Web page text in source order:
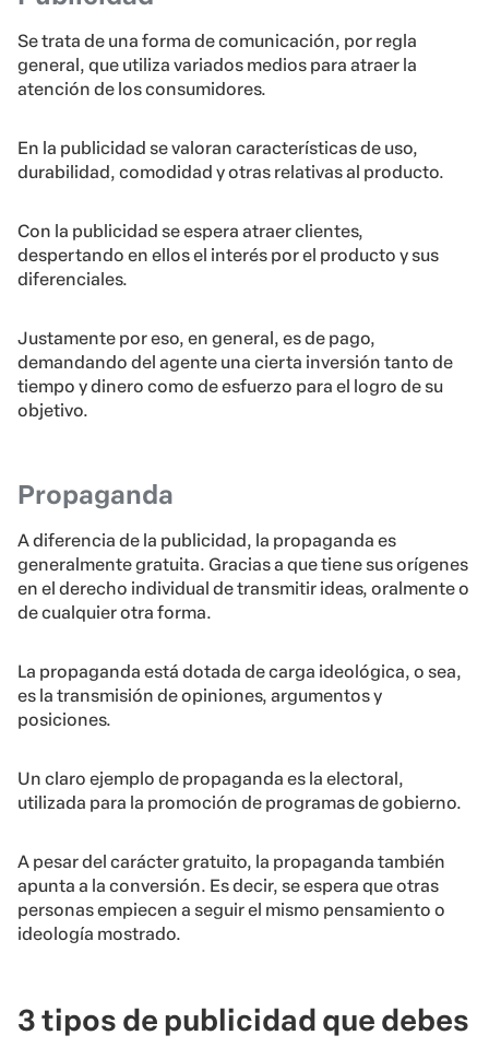
Se trata de una forma de comunicación, por regla
general, que utiliza variados medios para atraer la
atención de los consumidores.
En la publicidad se valoran características de uso,
durabilidad, comodidad y otras relativas al producto.
Con la publicidad se espera atraer clientes,
despertando en ellos el interés por el producto y sus
diferenciales.
Justamente por eso, en general, es de pago,
demandando del agente una cierta inversión tanto de
tiempo y dinero como de esfuerzo para el logro de su
objetivo.
Propaganda
A diferencia de la publicidad, la propaganda es
generalmente gratuita. Gracias a que tiene sus orígenes
en el derecho individual de transmitir ideas, oralmente o
de cualquier otra forma.
La propaganda está dotada de carga ideológica, o sea,
es la transmisión de opiniones, argumentos y
posiciones.
Un claro ejemplo de propaganda es la electoral,
utilizada para la promoción de programas de gobierno.
A pesar del carácter gratuito, la propaganda también
apunta a la conversión. Es decir, se espera que otras
personas empiecen a seguir el mismo pensamiento o
ideología mostrado.
3 tipos de publicidad que debes